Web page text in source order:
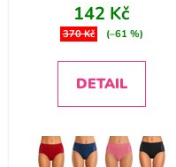
142 Kč
370 Kč (–61 %)
DETAIL